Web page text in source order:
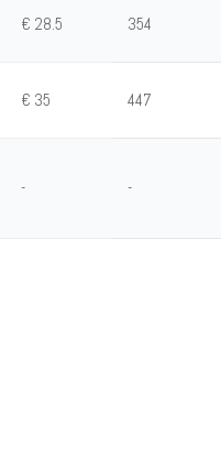
€ 28.5 354
€ 35 447
- -